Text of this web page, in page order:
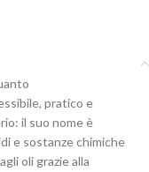
pratico e
il suo nome è
e sostanze chimiche
oli grazie alla